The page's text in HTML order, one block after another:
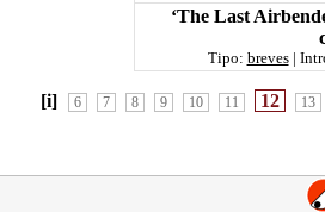
‘The Last
Tipo: breves|
[i] 6 7 8 9 10 11 12 13